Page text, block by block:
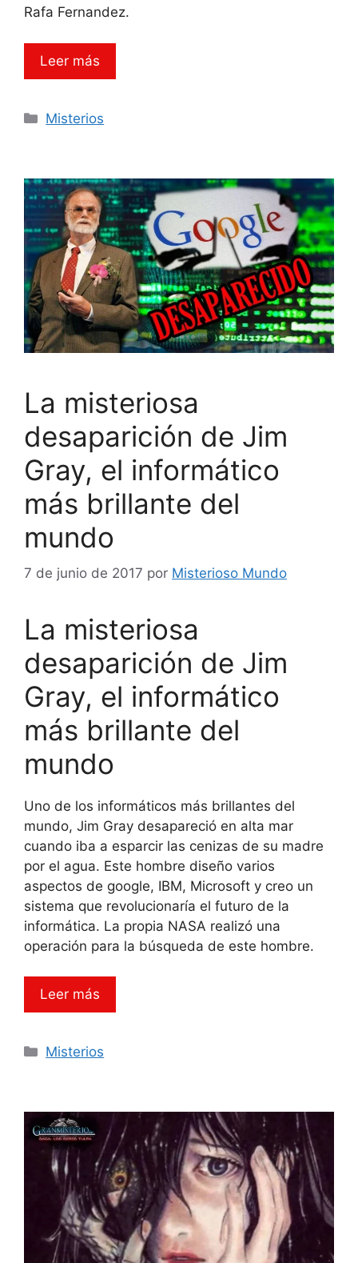
Rafa Fernandez.
Leer más
Categorías
Misterios
La misteriosa
desaparición de Jim
Gray, el informático
más brillante del
mundo
7 de junio de 2017 por Misterioso Mundo
La misteriosa
desaparición de Jim
Gray, el informático
más brillante del
mundo
Uno de los informáticos más brillantes del
mundo, Jim Gray desapareció en alta mar
cuando iba a esparcir las cenizas de su madre
por el agua. Este hombre diseño varios
aspectos de google, IBM, Microsoft y creo un
sistema que revolucionaría el futuro de la
informática. La propia NASA realizó una
operación para la búsqueda de este hombre.
Leer más
Categorías
Misterios